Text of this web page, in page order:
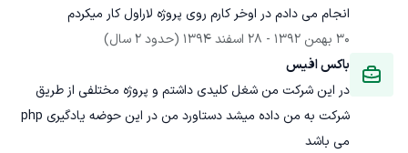
انجام می دادم در اوخر کارم روی پروژه لاراول کار میکردم
30 بهمن 1392
- 28 اسفند 1394
(حدود 2 سال)
باکس افیس
در این شرکت من شغل کلیدی داشتم و پروژه مختلفی از طریق
می باشد